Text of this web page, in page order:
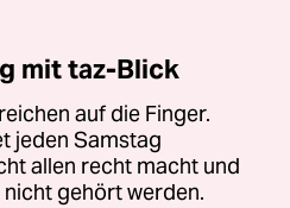
mit taz-Blick
auf die Finger.
jeden Samstag
allen recht macht und
gehört werden.